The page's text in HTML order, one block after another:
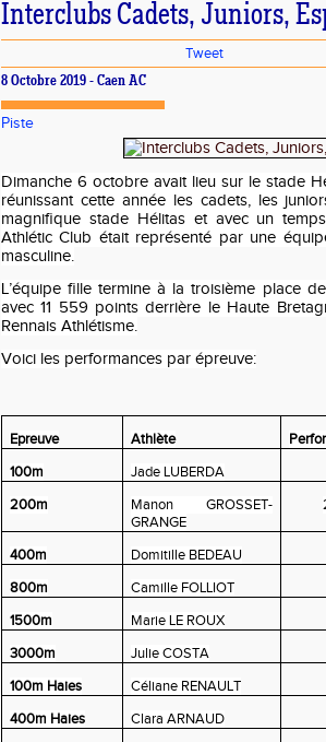
Interclubs Cadets, Juniors,
Tweet
8 Octobre 2019 - Caen AC
Piste
Dimanche 6 octobre avait lieu sur le stade
réunissant cette année les cadets, les
magnifique stade Hélitas et avec un
Athlétic Club était représenté par une
masculine.
L’équipe fille termine à la troisième place
avec 11 559 points derrière le Haute
Rennais Athlétisme.
Voici les performances par épreuve:
Epreuve Athlète
100m
Jade LUBERDA
200m
Manon GROSSET-
GRANGE
400m
Domitille BEDEAU
800m
Camille FOLLIOT
1500m
Marie LE ROUX
3000m
Julie COSTA
100m Haies
Céliane RENAULT
400m Haies
Clara ARNAUD